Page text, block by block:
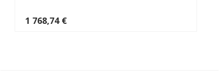
1 768,74 €